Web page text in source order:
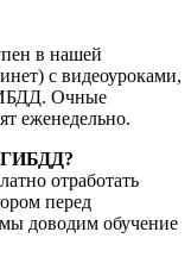
в нашей
с видеоуроками,
Очные
еженедельно.
ГИБДД?
отработать
перед
доводим обучение